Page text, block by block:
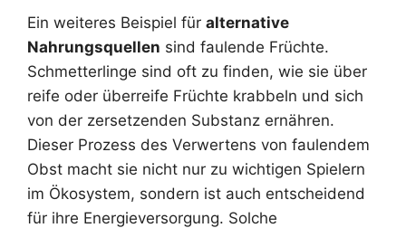
Ein weiteres Beispiel für alternative
Nahrungsquellen sind faulende Früchte.
Schmetterlinge sind oft zu finden, wie sie über
reife oder überreife Früchte krabbeln und sich
von der zersetzenden Substanz ernähren.
Dieser Prozess des Verwertens von faulendem
Obst macht sie nicht nur zu wichtigen Spielern
im Ökosystem, sondern ist auch entscheidend
für ihre Energieversorgung. Solche